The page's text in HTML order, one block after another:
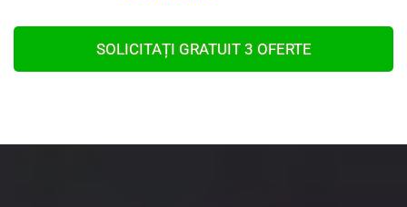
SOLICITAȚI GRATUIT 3 OFERTE